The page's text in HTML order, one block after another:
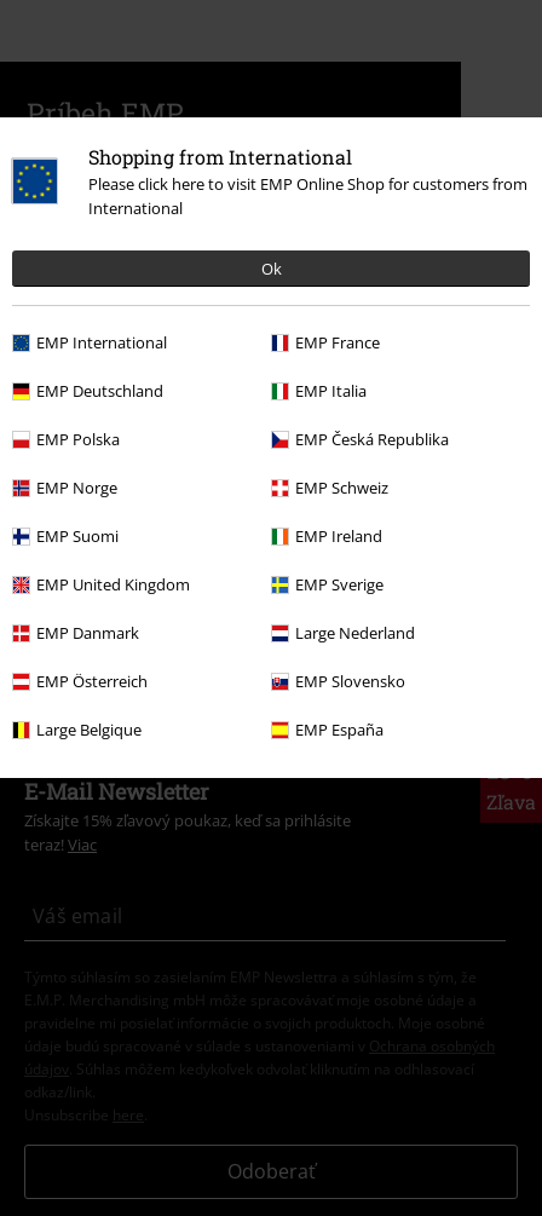
Shopping from International
Please click here to visit EMP Online Shop for customers from
International
Ok
EMP International EMP France
EMP Deutschland EMP Italia
EMP Polska EMP Česká Republika
EMP Norge EMP Schweiz
EMP Suomi EMP Ireland
EMP United Kingdom EMP Sverige
EMP Danmark Large Nederland
EMP Österreich EMP Slovensko
Large Belgique EMP España
Príbeh EMP
Od obývačky k neporaziteľnej jednotke
Objavte teraz!
Zľava
E-Mail Newsletter
Získajte 15% zľavový poukaz, keď sa prihlásite
teraz! Viac
Týmto súhlasím so zasielaním EMP Newslettra a súhlasím s tým, že
E.M.P. Merchandising mbH môže spracovávať moje osobné údaje a
pravidelne mi posielať informácie o svojich produktoch. Moje osobné
údaje budú spracované v súlade s ustanoveniami v
Ochrana osobných
údajov
. Súhlas môžem kedykoľvek odvolať kliknutím na odhlasovací
odkaz/link.
Unsubscribe here
Odoberať